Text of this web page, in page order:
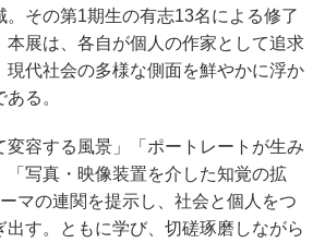
。その第1期生の有志13名による修了
本展は、各自が個人の作家として追求
現代社会の多様な側面を鮮やかに浮か
る。
変容する風景」「ポートレートが生み
「写真・映像装置を介した知覚の拡
マの連関を提示し、社会と個人をつ
出す。ともに学び、切磋琢磨しながら